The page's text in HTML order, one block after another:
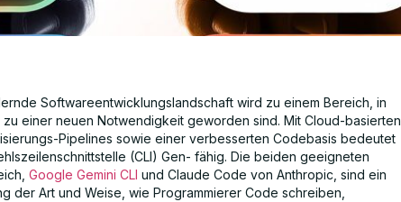
Softwareentwicklungslandschaft wird zu einem Bereich, in
einer neuen Notwendigkeit geworden sind. Mit Cloud-basierten
Pipelines sowie einer verbesserten Codebasis bedeutet
(CLI) Gen- fähig. Die beiden geeigneten
Google Gemini CLI und Claude Code von Anthropic, sind ein
der Art und Weise, wie Programmierer Code schreiben,